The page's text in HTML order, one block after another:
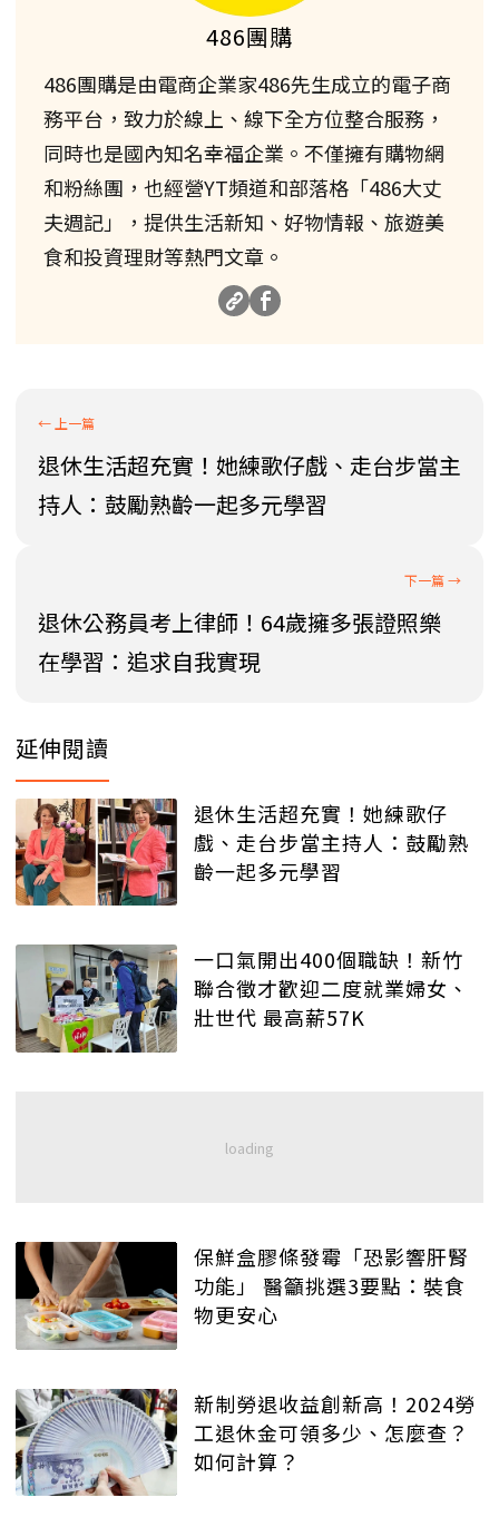
486團購
486團購是由電商企業家486先生成立的電子商
務平台，致力於線上、線下全方位整合服務，
同時也是國內知名幸福企業。不僅擁有購物網
和粉絲團，也經營YT頻道和部落格「486大丈
夫週記」，提供生活新知、好物情報、旅遊美
食和投資理財等熱門文章。
退休生活超充實！她練歌仔戲、走台步當主
持人：鼓勵熟齡一起多元學習
退休公務員考上律師！64歲擁多張證照樂
在學習：追求自我實現
延伸閱讀
退休生活超充實！她練歌仔
戲、走台步當主持人：鼓勵熟
齡一起多元學習
一口氣開出400個職缺！新竹
聯合徵才歡迎二度就業婦女、
壯世代 最高薪57K
保鮮盒膠條發霉「恐影響肝腎
功能」 醫籲挑選3要點：裝食
物更安心
新制勞退收益創新高！2024勞
工退休金可領多少、怎麼查？
如何計算？